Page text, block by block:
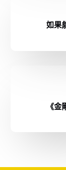
如果
《